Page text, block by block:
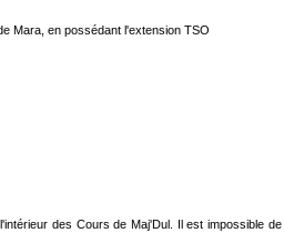
Mara, en possédant l'extension TSO
des Cours de Maj'Dul. Il est impossible